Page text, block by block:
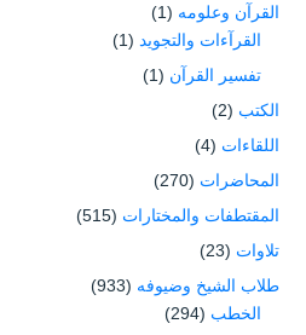
القرآن وعلومه (1)
القرآءات والتجويد (1)
تفسير القرآن (1)
الكتب (2)
اللقاءات (4)
المحاضرات (270)
المقتطفات والمختارات (515)
تلاوات (23)
طلاب الشيخ وضيوفه (933)
الخطب (294)